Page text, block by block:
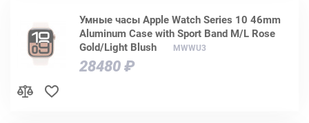
Умные часы Apple Watch Series 10 46mm
Aluminum Case with Sport Band M/L Rose
Gold/Light Blush
MWWU3
28480 ₽